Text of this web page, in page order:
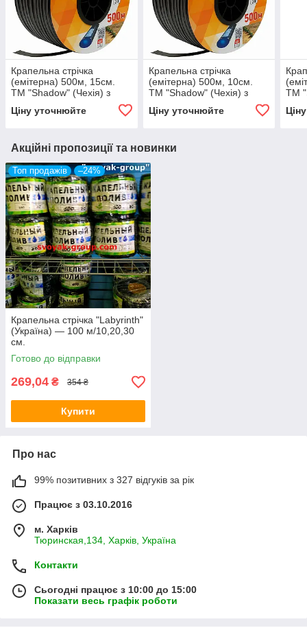
Крапельна стрічка
(емітерна) 500м, 15см.
ТМ "Shadow" (Чехія) з
крапельницями. 1,4 ч/л.
Ціну уточнюйте
Крапельна стрічка
(емітерна) 500м, 10см.
ТМ "Shadow" (Чехія) з
крапельницями. 1,4 ч/л.
Ціну уточнюйте
ТМ
Акційні пропозиції та новинки
Топ продажів –24%
Крапельна стрічка "Labyrinth"
(Україна) — 100 м/10,20,30
см.
Готово до відправки
269,04 ₴ 354 ₴
Купити
Про нас
99% позитивних з 327 відгуків за рік
Працює з 03.10.2016
м. Харків
Тюринская,134, Харків, Україна
Контакти
Сьогодні працює з 10:00 до 15:00
Показати весь графік роботи